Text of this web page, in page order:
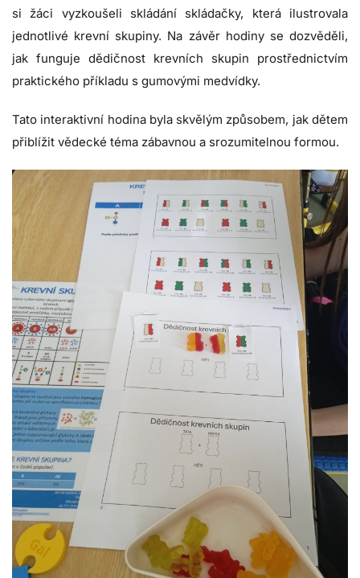
si žáci vyzkoušeli skládání skládačky, která ilustrovala
jednotlivé krevní skupiny. Na závěr hodiny se dozvěděli,
jak funguje dědičnost krevních skupin prostřednictvím
praktického příkladu s gumovými medvídky.
Tato interaktivní hodina byla skvělým způsobem, jak dětem
přiblížit vědecké téma zábavnou a srozumitelnou formou.